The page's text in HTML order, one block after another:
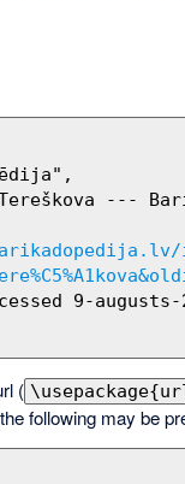
(
following may be